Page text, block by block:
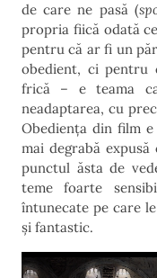
de care ne pasă (
propria fiică odată
pentru că ar fi un
obedient, ci pentru
frică – e teama
neadaptarea, cu
Obediența din film
mai degrabă
punctul ăsta de
teme foarte
întunecate pe care
și fantastic.